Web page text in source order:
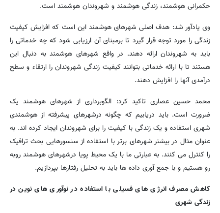
حکمرانی هوشمند، زندگی هوشمند و شهروندان هوشمند است.
وی یادآور شد: هدف اصلی شهرهای هوشمند این است که افزایش کیفیت
زندگی را مورد توجه قرار گیرد تا برمبنای آن ارزیابی شود که چه خدماتی را
باید به شهروندان ارائه دهند. در واقع شهرهای هوشمند به دنبال این
هستند تا با ارائه خدماتی بتوانند کیفیت زندگی شهروندان را ارتقاء و سطح
درآمدی آنها را افزایش دهند.
محمد حسین عصاری تاکید کرد: الگوبرداری از شهرهای هوشمند یک
ضرورت است. باید دریابیم که چگونه درشهرهای پیشرفته از هوشمندی
شهری استفاده و یک زندگی با کیفیت را برای شهروندان ایجاد کرده اند. به
عنوان مثال در بیشتر شهرهای برتر با استفاده از سنسورهایی بحث ترافیک
را کنترل می کنند. به عبارتی ما با یک محیط پویا درشهرهای هوشمند روبه
رو هستیم و با جمع آوری داده ها باید به تحلیل رفتارها بپردازیم.
کاهش مصرف انرژی های فسیلی با استفاده در نوآوری های نوین در
زندگی شهری